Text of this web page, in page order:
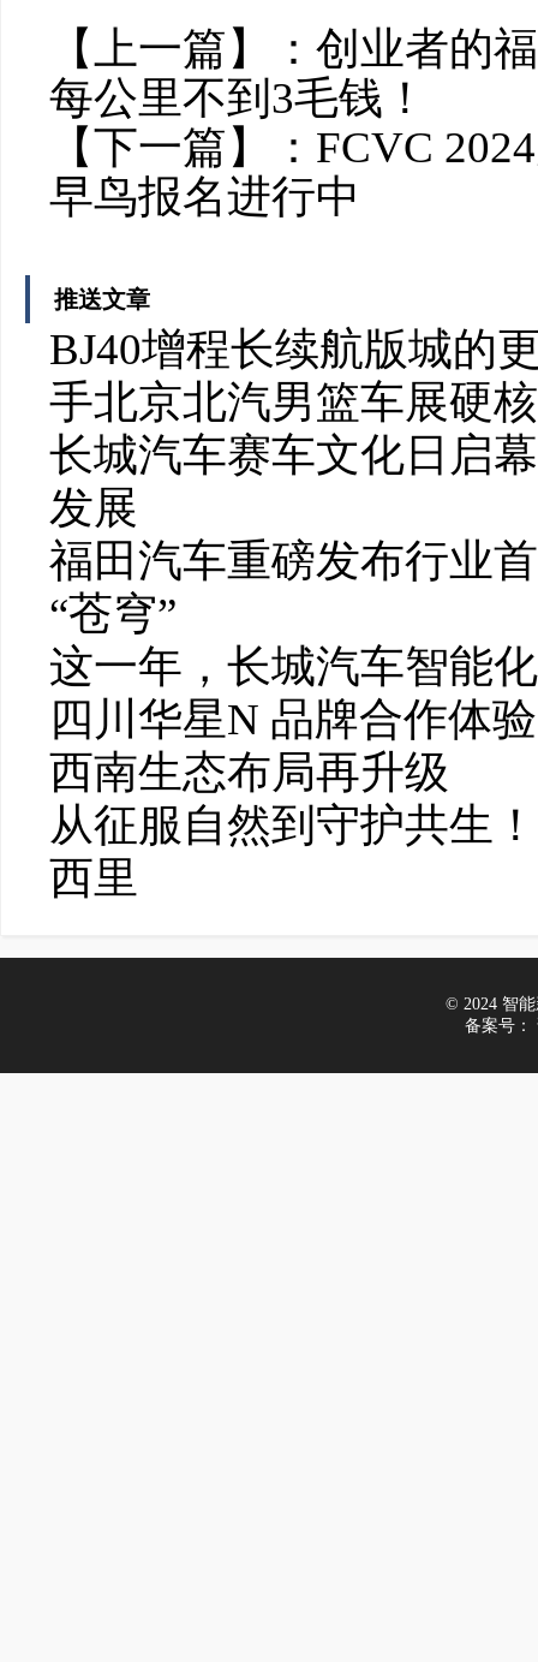
【上一篇】： 创业者的
每公里不到3毛钱！
【下一篇】： FCVC
早鸟报名进行中
推送文章
BJ40增程长续航版城的
手北京北汽男篮车展硬
长城汽车赛车文化日启
发展
福田汽车重磅发布行业
“苍穹”
这一年，长城汽车智能
四川华星N 品牌合作体
西南生态布局再升级
从征服自然到守护共生
西里
© 2024 智能
备案号：